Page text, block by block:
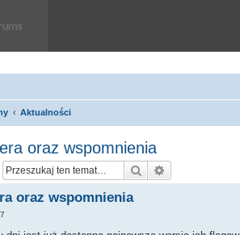
Aktualności
oraz wspomnienia
Szukaj
oraz wspomnienia